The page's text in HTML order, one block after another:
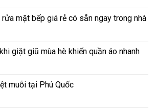
mặt bếp giá rẻ có sẵn ngay trong nhà
giặt giũ mùa hè khiến quần áo nhanh
muỗi tại Phú Quốc